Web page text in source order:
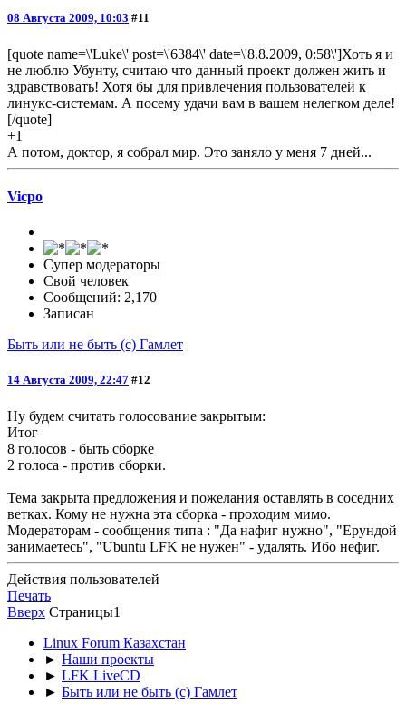
08 Августа 2009, 10:03 #11
[quote name=\'Luke\' post=\'6384\' date=\'8.8.2009, 0:58\']Хоть я и
не люблю Убунту, считаю что данный проект должен жить и
здравствовать! Хотя бы для привлечения пользователей к
линукс-системам. А посему удачи вам в вашем нелегком деле!
[/quote]
+1
А потом, доктор, я собрал мир. Это заняло у меня 7 дней...
Vicpo
Супер модераторы
Свой человек
Сообщений: 2,170
Записан
Быть или не быть (с) Гамлет
14 Августа 2009, 22:47 #12
Ну будем считать голосование закрытым:
Итог
8 голосов - быть сборке
2 голоса - против сборки.
Тема закрыта предложения и пожелания оставлять в соседних
ветках. Кому не нужна эта сборка - проходим мимо.
Модераторам - сообщения типа : "Да нафиг нужно", "Ерундой
занимаетесь", "Ubuntu LFK не нужен" - удалять. Ибо нефиг.
Действия пользователей
Печать
Вверх Страницы1
Linux Forum Казахстан
► Наши проекты
► LFK LiveCD
► Быть или не быть (с) Гамлет